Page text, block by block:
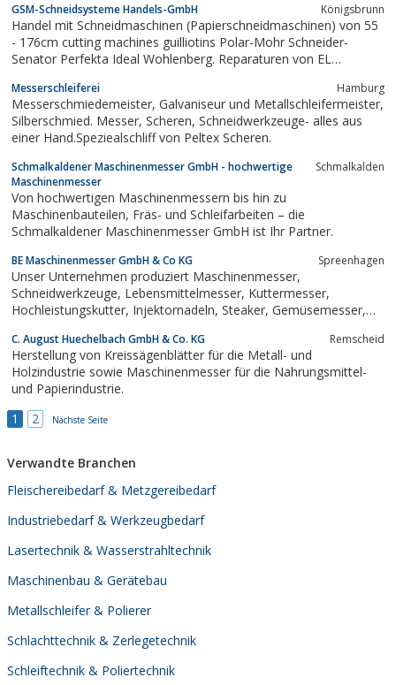
GSM-Schneidsysteme Handels-GmbH Königsbrunn
Handel mit Schneidmaschinen (Papierschneidmaschinen) von 55
- 176cm cutting machines guilliotins Polar-Mohr Schneider-
Senator Perfekta Ideal Wohlenberg. Reparaturen von EL
Schnellschneider, Schneidsysteme, Schneidesysteme,
Rüttelautomaten, Rüttler, Schneidautomaten,...
Messerschleiferei Hamburg
Messerschmiedemeister, Galvaniseur und Metallschleifermeister,
Silberschmied. Messer, Scheren, Schneidwerkzeuge- alles aus
einer Hand.Speziealschliff von Peltex Scheren.
Schmalkaldener Maschinenmesser GmbH - hochwertige
Maschinenmesser
Schmalkalden
Von hochwertigen Maschinenmessern bis hin zu
Maschinenbauteilen, Fräs- und Schleifarbeiten – die
Schmalkaldener Maschinenmesser GmbH ist Ihr Partner.
BE Maschinenmesser GmbH & Co KG Spreenhagen
Unser Unternehmen produziert Maschinenmesser,
Schneidwerkzeuge, Lebensmittelmesser, Kuttermesser,
Hochleistungskutter, Injektornadeln, Steaker, Gemüsemesser,
breiten Spektrum an Messer auch Maschinen für die
Messerbearbeitung. Informieren Sie sich über die...
C. August Huechelbach GmbH & Co. KG Remscheid
Herstellung von Kreissägenblätter für die Metall- und
Holzindustrie sowie Maschinenmesser für die Nahrungsmittel-
und Papierindustrie.
1
2 Nächste Seite
Verwandte Branchen
Fleischereibedarf & Metzgereibedarf
Industriebedarf & Werkzeugbedarf
Lasertechnik & Wasserstrahltechnik
Maschinenbau & Gerätebau
Metallschleifer & Polierer
Schlachttechnik & Zerlegetechnik
Schleiftechnik & Poliertechnik